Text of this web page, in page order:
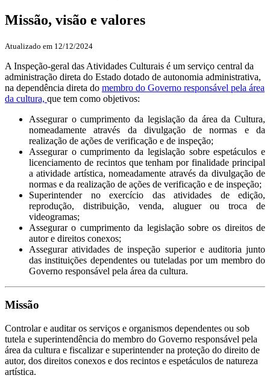
Missão, visão e valores
Atualizado em 12/12/2024
A Inspeção-geral das Atividades Culturais é um serviço central da
administração direta do Estado dotado de autonomia administrativa,
na dependência direta do membro do Governo responsável pela área
da cultura, que tem como objetivos:
Assegurar o cumprimento da legislação da área da Cultura,
nomeadamente através da divulgação de normas e da
realização de ações de verificação e de inspeção;
Assegurar o cumprimento da legislação sobre espetáculos e
licenciamento de recintos que tenham por finalidade principal
a atividade artística, nomeadamente através da divulgação de
normas e da realização de ações de verificação e de inspeção;
Superintender no exercício das atividades de edição,
reprodução, distribuição, venda, aluguer ou troca de
videogramas;
Assegurar o cumprimento da legislação sobre os direitos de
autor e direitos conexos;
Assegurar atividades de inspeção superior e auditoria junto
das instituições dependentes ou tuteladas por um membro do
Governo responsável pela área da cultura.
Missão
Controlar e auditar os serviços e organismos dependentes ou sob
tutela e superintendência do membro do Governo responsável pela
área da cultura e fiscalizar e superintender na proteção do direito de
autor, dos direitos conexos e dos recintos e espetáculos de natureza
artística.